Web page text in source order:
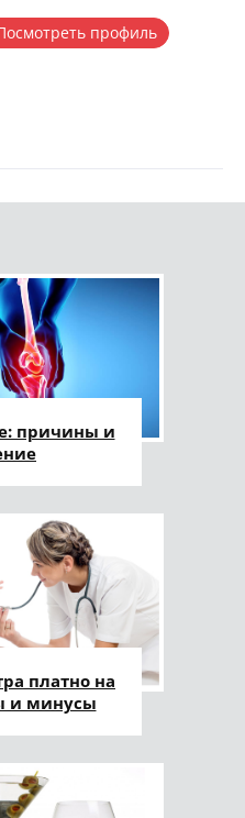
профиль
причины и
платно на
и минусы